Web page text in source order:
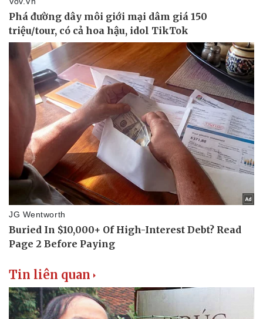
Sân khấu - Điện ảnh
Âm nhạc
Di sản
Tin liên quan